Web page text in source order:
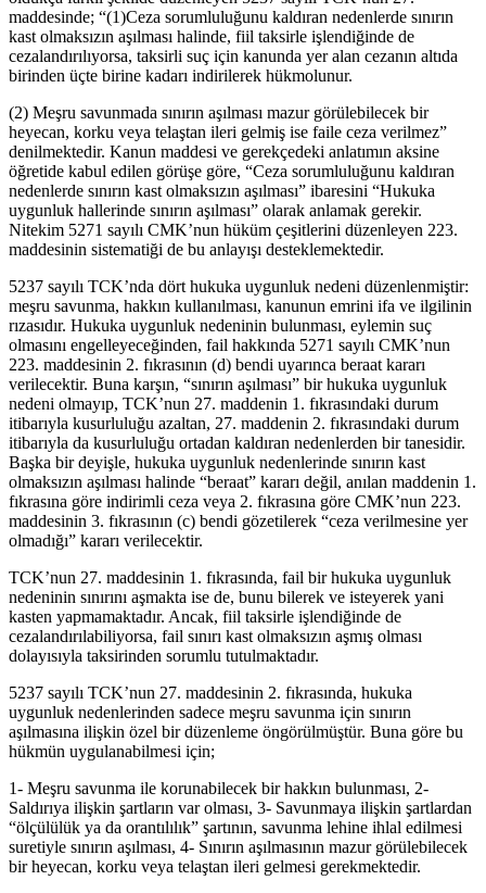
maddesinde; “(1)Ceza sorumluluğunu kaldıran nedenlerde sınırın
kast olmaksızın aşılması halinde, fiil taksirle işlendiğinde de
cezalandırılıyorsa, taksirli suç için kanunda yer alan cezanın altıda
birinden üçte birine kadarı indirilerek hükmolunur.
(2) Meşru savunmada sınırın aşılması mazur görülebilecek bir
heyecan, korku veya telaştan ileri gelmiş ise faile ceza verilmez”
denilmektedir. Kanun maddesi ve gerekçedeki anlatımın aksine
öğretide kabul edilen görüşe göre, “Ceza sorumluluğunu kaldıran
nedenlerde sınırın kast olmaksızın aşılması” ibaresini “Hukuka
uygunluk hallerinde sınırın aşılması” olarak anlamak gerekir.
Nitekim 5271 sayılı CMK’nun hüküm çeşitlerini düzenleyen 223.
maddesinin sistematiği de bu anlayışı desteklemektedir.
5237 sayılı TCK’nda dört hukuka uygunluk nedeni düzenlenmiştir:
meşru savunma, hakkın kullanılması, kanunun emrini ifa ve ilgilinin
rızasıdır. Hukuka uygunluk nedeninin bulunması, eylemin suç
olmasını engelleyeceğinden, fail hakkında 5271 sayılı CMK’nun
223. maddesinin 2. fıkrasının (d) bendi uyarınca beraat kararı
verilecektir. Buna karşın, “sınırın aşılması” bir hukuka uygunluk
nedeni olmayıp, TCK’nun 27. maddenin 1. fıkrasındaki durum
itibarıyla kusurluluğu azaltan, 27. maddenin 2. fıkrasındaki durum
itibarıyla da kusurluluğu ortadan kaldıran nedenlerden bir tanesidir.
Başka bir deyişle, hukuka uygunluk nedenlerinde sınırın kast
olmaksızın aşılması halinde “beraat” kararı değil, anılan maddenin 1.
fıkrasına göre indirimli ceza veya 2. fıkrasına göre CMK’nun 223.
maddesinin 3. fıkrasının (c) bendi gözetilerek “ceza verilmesine yer
olmadığı” kararı verilecektir.
TCK’nun 27. maddesinin 1. fıkrasında, fail bir hukuka uygunluk
nedeninin sınırını aşmakta ise de, bunu bilerek ve isteyerek yani
kasten yapmamaktadır. Ancak, fiil taksirle işlendiğinde de
cezalandırılabiliyorsa, fail sınırı kast olmaksızın aşmış olması
dolayısıyla taksirinden sorumlu tutulmaktadır.
5237 sayılı TCK’nun 27. maddesinin 2. fıkrasında, hukuka
uygunluk nedenlerinden sadece meşru savunma için sınırın
aşılmasına ilişkin özel bir düzenleme öngörülmüştür. Buna göre bu
hükmün uygulanabilmesi için;
1- Meşru savunma ile korunabilecek bir hakkın bulunması, 2-
Saldırıya ilişkin şartların var olması, 3- Savunmaya ilişkin şartlardan
“ölçülülük ya da orantılılık” şartının, savunma lehine ihlal edilmesi
suretiyle sınırın aşılması, 4- Sınırın aşılmasının mazur görülebilecek
bir heyecan, korku veya telaştan ileri gelmesi gerekmektedir.